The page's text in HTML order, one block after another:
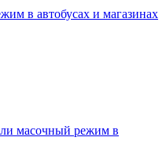
в автобусах и магазинах
масочный режим в